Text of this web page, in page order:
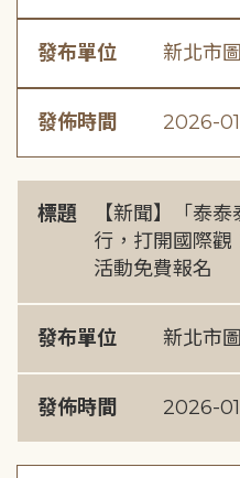
發布單位 新北市
發佈時間 2026-
標題
【新聞】「泰
行，打開國際觀
活動免費報名
發布單位 新北市
發佈時間 2026-